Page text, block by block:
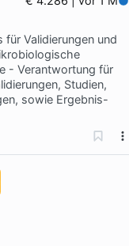
Validierungen und
- Verantwortung für
Studien,
sowie Ergebnis-